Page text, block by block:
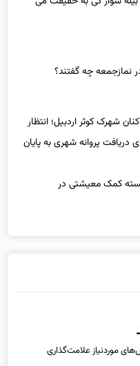
سوار کی به حقیقت می
نمازجمعه چه گفتند؟
شهرک کوثر اردبیل؛ انتظار